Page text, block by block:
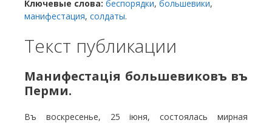
Ключевые слова: беспорядки, большевики,
манифестация, солдаты.
Текст публикации
Манифестація большевиковъ въ
Перми.
Въ воскресенье, 25 іюня, состоялась мирная